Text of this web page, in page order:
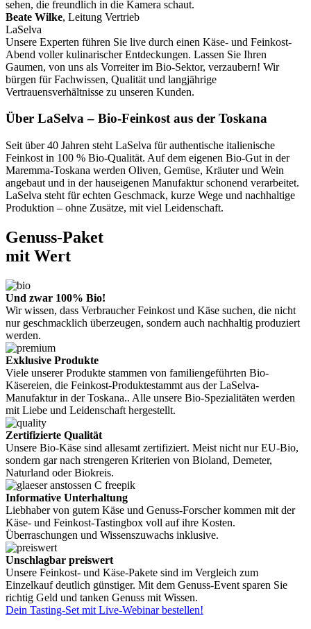
Beate Wilke, Leitung Vertrieb
LaSelva
Unsere Experten führen Sie live durch einen Käse- und Feinkost-
Abend voller kulinarischer Entdeckungen. Lassen Sie Ihren
Gaumen, von uns als Vorreiter im Bio-Sektor, verzaubern! Wir
bürgen für Fachwissen, Qualität und langjährige
Vertrauensverhältnisse zu unseren Kunden.
Über LaSelva – Bio-Feinkost aus der Toskana
Seit über 40 Jahren steht LaSelva für authentische italienische
Feinkost in 100 % Bio-Qualität. Auf dem eigenen Bio-Gut in der
Maremma-Toskana werden Oliven, Gemüse, Kräuter und Wein
angebaut und in der hauseigenen Manufaktur schonend verarbeitet.
LaSelva steht für echten Geschmack, kurze Wege und nachhaltige
Produktion – ohne Zusätze, mit viel Leidenschaft.
Genuss-Paket
mit Wert
Und zwar 100% Bio!
Wir wissen, dass Verbraucher Feinkost und Käse suchen, die nicht
nur geschmacklich überzeugen, sondern auch nachhaltig produziert
werden.
Exklusive Produkte
Viele unserer Produkte stammen von familiengeführten Bio-
Käsereien, die Feinkost-Produktestammt aus der LaSelva-
Manufaktur in der Toskana.. Alle unsere Bio-Spezialitäten werden
mit Liebe und Leidenschaft hergestellt.
Zertifizierte Qualität
Unsere Bio-Käse sind allesamt zertifiziert. Meist nicht nur EU-Bio,
sondern gar nach strengeren Kriterien von Bioland, Demeter,
Naturland oder Biokreis.
Informative Unterhaltung
Liebhaber von gutem Käse und Genuss-Forscher kommen mit der
Käse- und Feinkost-Tastingbox voll auf ihre Kosten.
Überraschungen und Wissenszuwachs inklusive.
Unschlagbar preiswert
Unsere Feinkost- und Käse-Pakete sind im Vergleich zum
Einzelkauf deutlich günstiger. Mit dem Genuss-Event sparen Sie
richtig Geld und tanken Genuss mit Wissen.
Dein Tasting-Set mit Live-Webinar bestellen!